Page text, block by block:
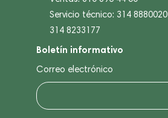
Servicio técnico: 314 8880020
314 8233177
Boletín informativo
Correo electrónico